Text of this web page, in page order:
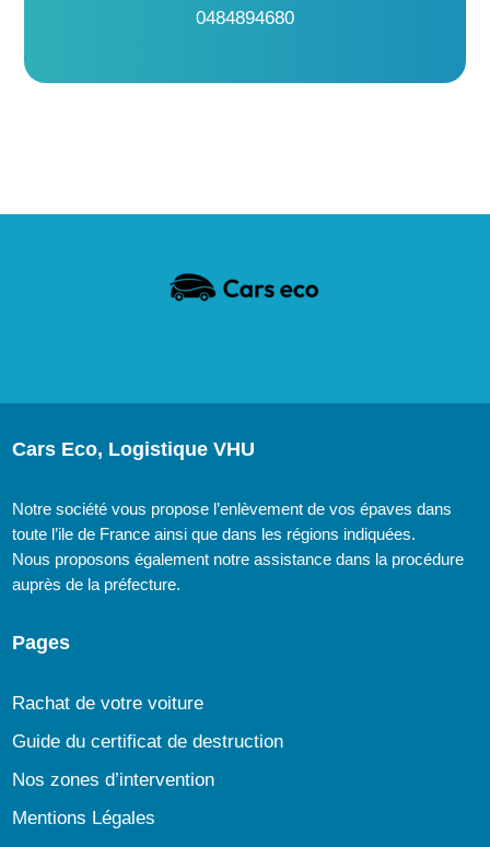
0484894680
Cars Eco, Logistique VHU
Notre société vous propose l’enlèvement de vos épaves dans
toute l’ile de France ainsi que dans les régions indiquées.
Nous proposons également notre assistance dans la procédure
auprès de la préfecture.
Pages
Rachat de votre voiture
Guide du certificat de destruction
Nos zones d’intervention
Mentions Légales